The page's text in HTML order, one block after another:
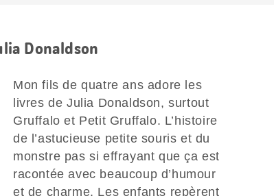
Donaldson
Mon fils de quatre ans adore les
livres de Julia Donaldson, surtout
Gruffalo et Petit Gruffalo. L’histoire
de l’astucieuse petite souris et du
monstre pas si effrayant que ça est
racontée avec beaucoup d’humour
et de charme. Les enfants repèrent